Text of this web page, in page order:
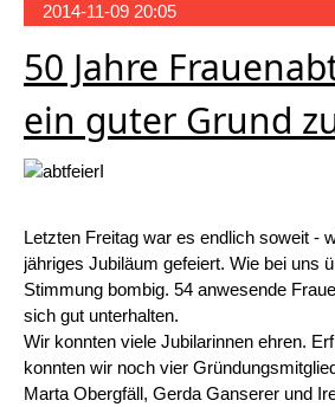
2014-11-09 20:05
50 Jahre
ein guter Grund
Letzten Freitag war es endlich soweit -
jähriges Jubiläum gefeiert. Wie bei uns
Stimmung bombig. 54 anwesende
sich gut unterhalten.
Wir konnten viele Jubilarinnen ehren.
konnten wir noch vier
Marta Obergfäll, Gerda Ganserer und